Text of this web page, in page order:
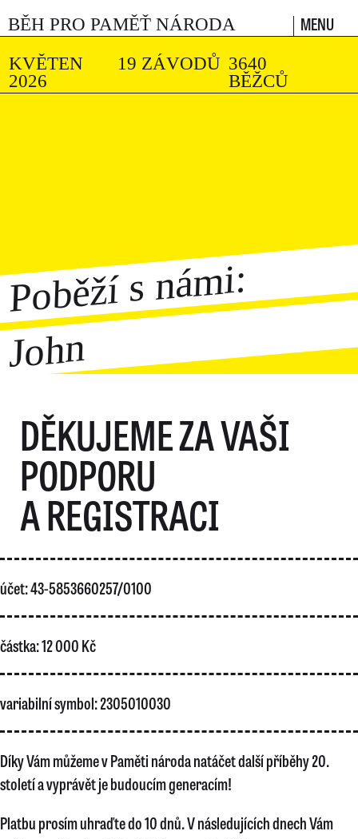
BĚH PRO PAMĚŤ NÁRODA MENU
KVĚTEN
2026
19 ZÁVODŮ 3640
BĚŽCŮ
Poběží s námi:
John
DĚKUJEME ZA VAŠI
PODPORU
A REGISTRACI
účet: 43-5853660257/0100
částka: 12 000 Kč
variabilní symbol: 2305010030
Díky Vám můžeme v Paměti národa natáčet další příběhy 20.
století a vyprávět je budoucím generacím!
Platbu prosím uhraďte do 10 dnů. V následujících dnech Vám